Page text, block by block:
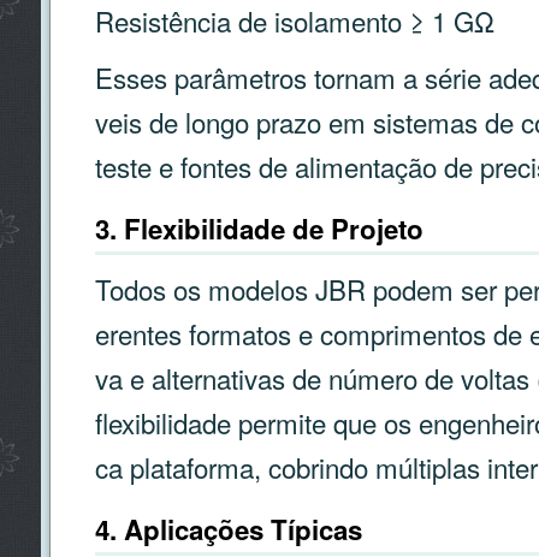
Resistência de isolamento ≥ 1 GΩ
Esses parâmetros tornam a série
veis de longo prazo em sistemas de
teste e fontes de alimentação de
3. Flexibilidade de Projeto
Todos os modelos JBR podem ser
erentes formatos e comprimentos de
va e alternativas de número de
flexibilidade permite que os
ca plataforma, cobrindo múltiplas
4. Aplicações Típicas